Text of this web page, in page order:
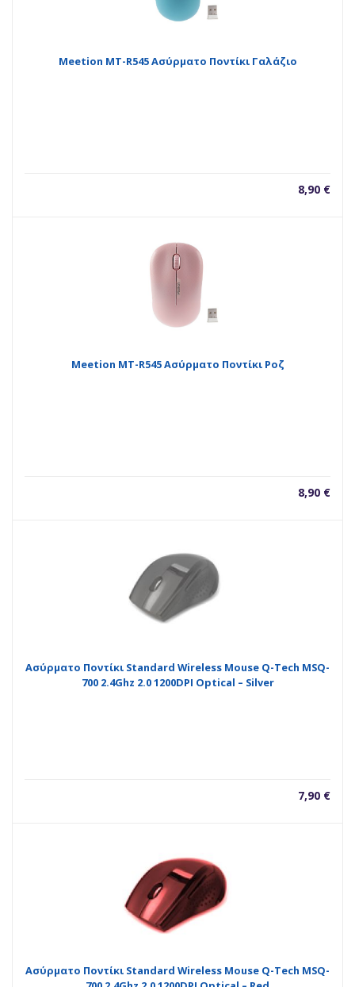
Meetion MT-R545 Ασύρματο Ποντίκι Γαλάζιο
8,90 €
Meetion MT-R545 Ασύρματο Ποντίκι Ροζ
8,90 €
Ασύρματο Ποντίκι Standard Wireless Mouse Q-Tech MSQ-
700 2.4Ghz 2.0 1200DPI Optical – Silver
7,90 €
Ασύρματο Ποντίκι Standard Wireless Mouse Q-Tech MSQ-